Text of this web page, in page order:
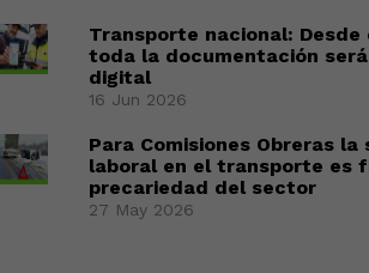
Transporte nacional:
toda la documentación
digital
16 Jun 2026
Para Comisiones Obreras
laboral en el transporte es
precariedad del sector
27 May 2026